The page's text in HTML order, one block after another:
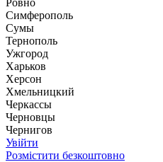
Ровно
Симферополь
Сумы
Тернополь
Ужгород
Харьков
Херсон
Хмельницкий
Черкассы
Чернoвцы
Чернигов
Увійти
Розмістити безкоштовно